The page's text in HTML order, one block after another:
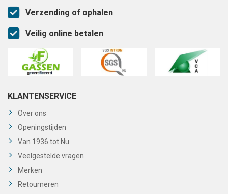
Verzending of ophalen
Veilig online betalen
KLANTENSERVICE
Over ons
Openingstijden
Van 1936 tot Nu
Veelgestelde vragen
Merken
Retourneren